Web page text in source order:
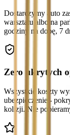
Dostarczymy auto
warsztatu albo na
godziny na dobę, 7
Zero ukrytych
Wszystkie koszty
ubezpieczenie -
kolizji. Nie